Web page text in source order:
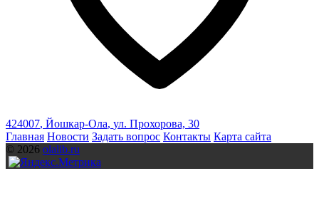
424007, Йошкар-Ола, ул. Прохорова, 30
Главная Новости Задать вопрос Контакты Карта сайта
© 2026 olalib.ru